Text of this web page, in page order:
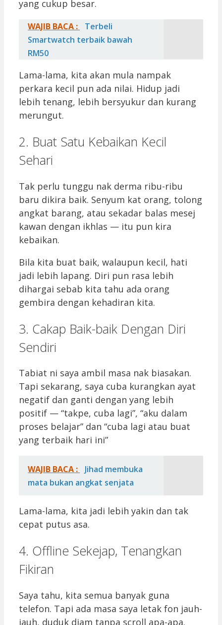
yang cukup besar.
WAJIB BACA :
Terbeli
Smartwatch terbaik bawah
RM50
Lama-lama, kita akan mula nampak
perkara kecil pun ada nilai. Hidup jadi
lebih tenang, lebih bersyukur dan kurang
merungut.
2. Buat Satu Kebaikan Kecil
Sehari
Tak perlu tunggu nak derma ribu-ribu
baru dikira baik. Senyum kat orang, tolong
angkat barang, atau sekadar balas mesej
kawan dengan ikhlas — itu pun kira
kebaikan.
Bila kita buat baik, walaupun kecil, hati
jadi lebih lapang. Diri pun rasa lebih
dihargai sebab kita tahu ada orang
gembira dengan kehadiran kita.
3. Cakap Baik-baik Dengan Diri
Sendiri
Tabiat ni saya ambil masa nak biasakan.
Tapi sekarang, saya cuba kurangkan ayat
negatif dan ganti dengan yang lebih
positif — “takpe, cuba lagi”, “aku dalam
proses belajar” dan “cuba lagi atau buat
yang terbaik hari ini”
WAJIB BACA :
Jihad membuka
mata bukan angkat senjata
Lama-lama, kita jadi lebih yakin dan tak
cepat putus asa.
4. Offline Sekejap, Tenangkan
Fikiran
Saya tahu, kita semua banyak guna
telefon. Tapi ada masa saya letak fon jauh-
jauh, duduk diam tanpa scroll apa-apa.